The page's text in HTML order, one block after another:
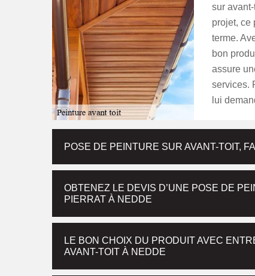
sur
projet, ce
terme.
bon
assure
services.
lui
POSE DE PEINTURE SUR AVANT-TOIT,
OBTENEZ LE DEVIS D’UNE POSE DE
PIERRAT À NEDDE
LE BON CHOIX DU PRODUIT AVEC
AVANT-TOIT À NEDDE